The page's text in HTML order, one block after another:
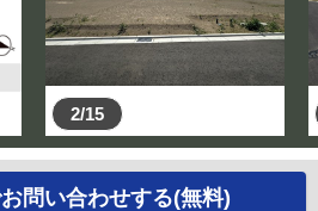
2/15
問い合わせする(無料)